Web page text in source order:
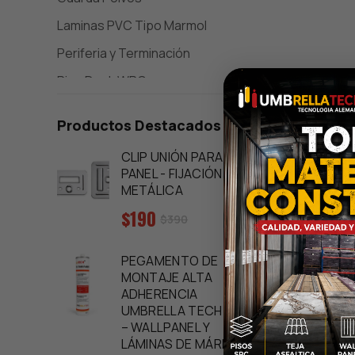
Laminas PVC Tipo Marmol
Periferia y Terminación
Piso Deck WPC
Rack Industriales y Carros
Separadores
Sidings Metálico
Tejas Asfalticas
Wall Panels - Panel de Pared WPC
Productos Destacados
CLIP UNIÓN PARA WALL
PANEL - FIJACIÓN
METÁLICA
Precio
regular
$190 Precio
venta
$390
PEGAMENTO DE
MONTAJE ALTA
ADHERENCIA
UMBRELLA TECH 300ML
– WALLPANEL Y
LÁMINAS DE MÁRMOL
Precio
regular